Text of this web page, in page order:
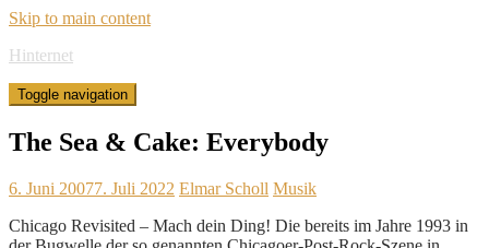
Skip to main content
Hinternet
Toggle navigation
The Sea & Cake: Everybody
6. Juni 20077. Juli 2022 Elmar Scholl Musik
Chicago Revisited – Mach dein Ding! Die bereits im Jahre 1993 in